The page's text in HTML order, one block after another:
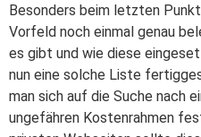
Besonders beim letzten
Vorfeld noch einmal genau
es gibt und wie diese
nun eine solche Liste
man sich auf die Suche nach
ungefähren Kostenrahmen